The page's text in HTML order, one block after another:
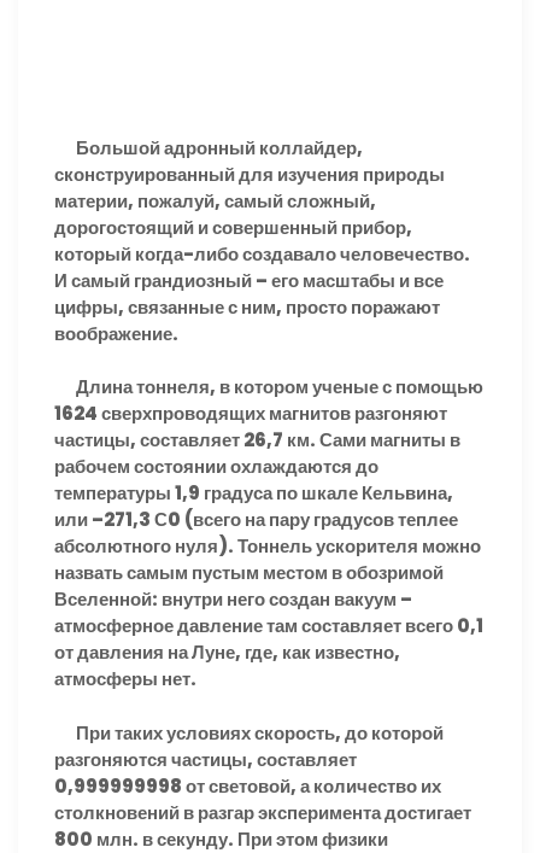
Большой адронный коллайдер,
сконструированный для изучения природы
материи, пожалуй, самый сложный,
дорогостоящий и совершенный прибор,
который когда-либо создавало человечество.
И самый грандиозный – его масштабы и все
цифры, связанные с ним, просто поражают
воображение.
Длина тоннеля, в котором ученые с помощью
1624 сверхпроводящих магнитов разгоняют
частицы, составляет 26,7 км. Сами магниты в
рабочем состоянии охлаждаются до
температуры 1,9 градуса по шкале Кельвина,
или –271,3 С0 (всего на пару градусов теплее
абсолютного нуля). Тоннель ускорителя можно
назвать самым пустым местом в обозримой
Вселенной: внутри него создан вакуум –
атмосферное давление там составляет всего 0,1
от давления на Луне, где, как известно,
атмосферы нет.
При таких условиях скорость, до которой
разгоняются частицы, составляет
0,999999998 от световой, а количество их
столкновений в разгар эксперимента достигает
800 млн. в секунду. При этом физики